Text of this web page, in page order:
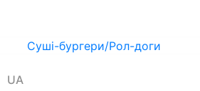
Суші-бургери/Рол-доги
UA